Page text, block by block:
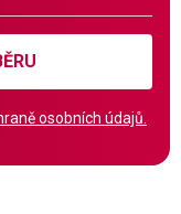
osobních údajů.